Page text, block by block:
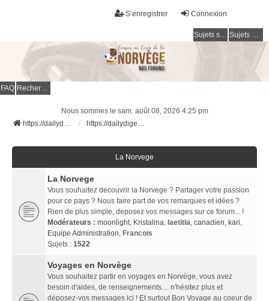
Connexion
S’enregistrer
Sujets sans réponse Sujets actifs
FAQ Rechercher
Nous sommes le sam. août 08, 2026 4:25 pm
https://dailydigesthub.com
https://dailydigesthub.com
La Norvege
La Norvege
Vous souhaitez decouvrir la Norvege ? Partager votre passion
pour ce pays ? Nous faire part de vos remarques et idées ?
Rien de plus simple, deposez vos messages sur ce forum... !
Modérateurs : moonlight, Kristalina, laetitia, canadien, kari,
Equipe Administration, Francois
Sujets : 1522
Voyages en Norvège
Vous souhaitez partir en voyages en Norvège, vous avez
besoin d'aides, de renseignements.... n'hésitez plus et
déposez-vos messages ici ! Et surtout Bon Voyage au coeur de